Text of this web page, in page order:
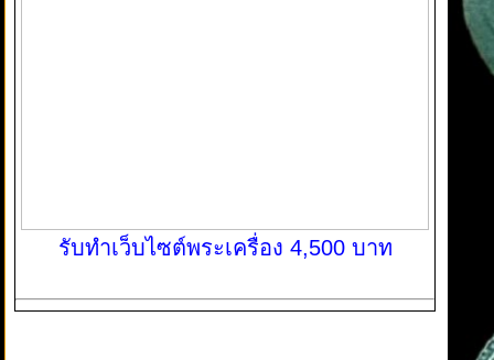
รับทำเว็บไซต์พระเครื่อง 4,500 บาท